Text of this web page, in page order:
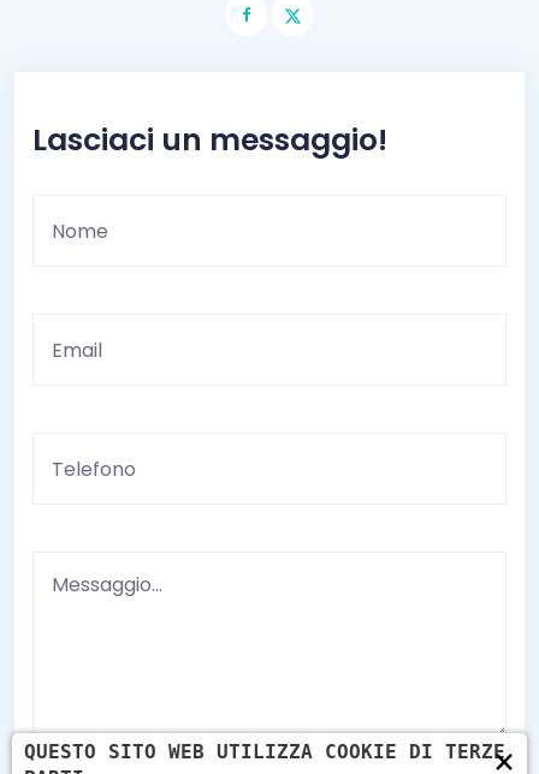
Lasciaci un messaggio!
×
QUESTO SITO WEB UTILIZZA COOKIE DI TERZE